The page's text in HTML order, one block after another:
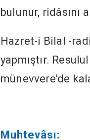
bulunur, ridâsını
Hazret-i Bilal -
yapmıştır.
münevvere'de
Muhtevâsı: